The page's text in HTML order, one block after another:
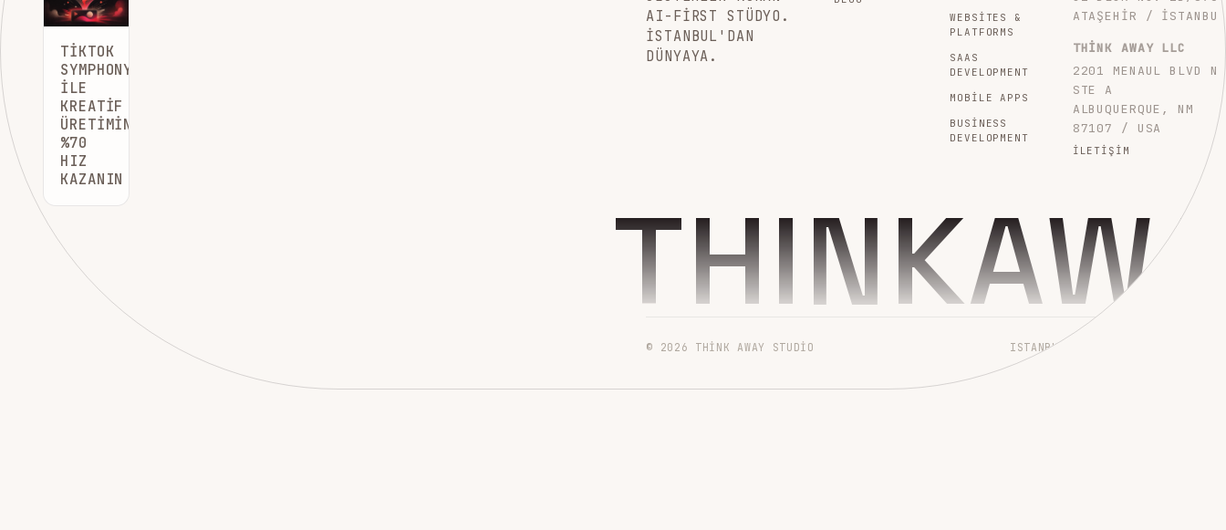
TIKTOK
SYMPHONY
ILE
KREATIF
ÜRETIMINDE
%70
HIZ
KAZANIN
AI-FIRST STÜDYO.
İSTANBUL'DAN
DÜNYAYA.
WEBSITES &
PLATFORMS
SAAS
DEVELOPMENT
MOBILE APPS
BUSINESS
DEVELOPMENT
ATAŞEHIR / İSTANBUL
THINK AWAY LLC
2201 MENAUL BLVD NE
STE A
ALBUQUERQUE, NM
87107 / USA
İLETIŞIM
© 2026 THINK AWAY STUDIO ISTANBUL → WORLDWIDE